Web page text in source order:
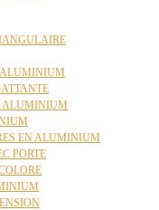
ALUMINIUM
ALUMINIUM
EN ALUMINIUM
PORTE